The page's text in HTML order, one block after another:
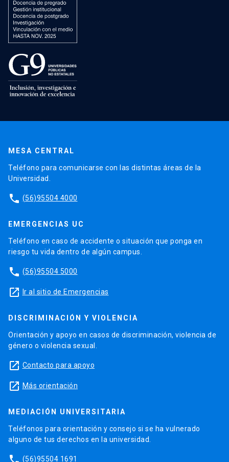
MESA CENTRAL
Teléfono para comunicarse con las distintas áreas de la
Universidad.
phone (56)95504 4000
EMERGENCIAS UC
Teléfono en caso de accidente o situación que ponga en
riesgo tu vida dentro de algún campus.
phone (56)95504 5000
launch Ir al sitio de Emergencias
DISCRIMINACIÓN Y VIOLENCIA
Orientación y apoyo en casos de discriminación, violencia de
género o violencia sexual.
launch Contacto para apoyo
launch Más orientación
MEDIACIÓN UNIVERSITARIA
Teléfonos para orientación y consejo si se ha vulnerado
alguno de tus derechos en la universidad.
(56)95504 1691